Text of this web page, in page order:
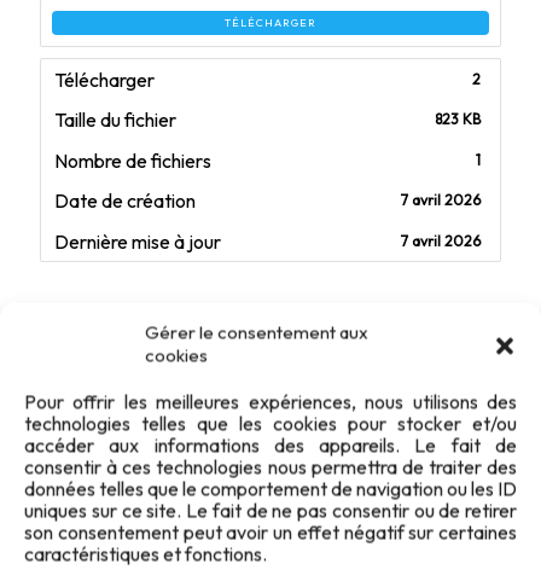
Gérer le consentement aux
cookies
Pour offrir les meilleures expériences, nous utilisons des
technologies telles que les cookies pour stocker et/ou
accéder aux informations des appareils. Le fait de
consentir à ces technologies nous permettra de traiter des
données telles que le comportement de navigation ou les ID
uniques sur ce site. Le fait de ne pas consentir ou de retirer
son consentement peut avoir un effet négatif sur certaines
caractéristiques et fonctions.
TÉLÉCHARGER
Télécharger 2
Taille du fichier 823 KB
Nombre de fichiers 1
Date de création 7 avril 2026
Dernière mise à jour 7 avril 2026
Revue TiRS 2009/2